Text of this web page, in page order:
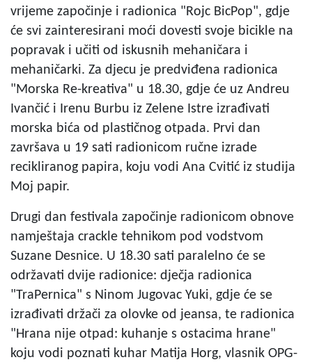
vrijeme započinje i radionica "Rojc BicPop", gdje
će svi zainteresirani moći dovesti svoje bicikle na
popravak i učiti od iskusnih mehaničara i
mehaničarki. Za djecu je predviđena radionica
"Morska Re-kreativa" u 18.30, gdje će uz Andreu
Ivančić i Irenu Burbu iz Zelene Istre izrađivati
morska bića od plastičnog otpada. Prvi dan
završava u 19 sati radionicom ručne izrade
recikliranog papira, koju vodi Ana Cvitić iz studija
Moj papir.
Drugi dan festivala započinje radionicom obnove
namještaja crackle tehnikom pod vodstvom
Suzane Desnice. U 18.30 sati paralelno će se
održavati dvije radionice: dječja radionica
"TraPernica" s Ninom Jugovac Yuki, gdje će se
izrađivati držači za olovke od jeansa, te radionica
"Hrana nije otpad: kuhanje s ostacima hrane"
koju vodi poznati kuhar Matija Horg, vlasnik OPG-